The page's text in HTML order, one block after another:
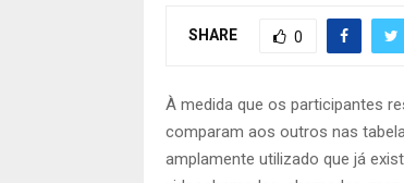
SHARE 0
À medida que os participantes
comparam aos outros nas
amplamente utilizado que já